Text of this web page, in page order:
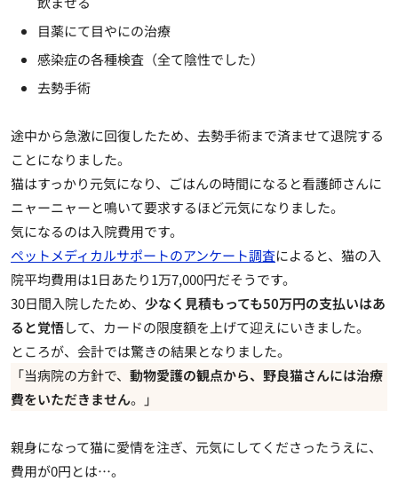
目薬にて目やにの治療
感染症の各種検査（全て陰性でした）
去勢手術
途中から急激に回復したため、去勢手術まで済ませて退院する
ことになりました。
猫はすっかり元気になり、ごはんの時間になると看護師さんに
ニャーニャーと鳴いて要求するほど元気になりました。
気になるのは入院費用です。
ペットメディカルサポートのアンケート調査によると、 猫の入
院平均費用は1日あたり1万7,000円だそうです。
30日間入院したため、 少なく見積もっても50万円の支払いはあ
ると覚悟して、カードの限度額を上げて迎えにいきました。
ところが、 会計では驚きの結果となりました。
「当病院の方針で、 動物愛護の観点から、野良猫さんには治療
費をいただきません。」
親身になって猫に愛情を注ぎ、元気にしてくださったうえに、
費用が0円とは…。